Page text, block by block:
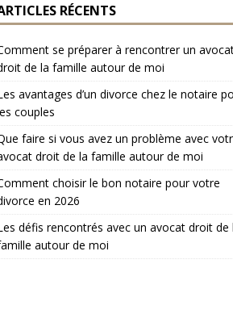
RÉCENTS
se préparer à rencontrer un
de la famille autour de moi
avantages d’un divorce chez le notaire
couples
faire si vous avez un problème avec
droit de la famille autour de moi
choisir le bon notaire pour votre
en 2026
défis rencontrés avec un avocat droit de
autour de moi